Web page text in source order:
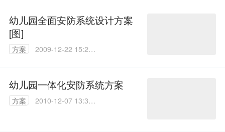
幼儿园全面安防系统设计方案
[图]
方案
2009-12-22 15:24:
幼儿园一体化安防系统方案
方案
2010-12-07 13:35: